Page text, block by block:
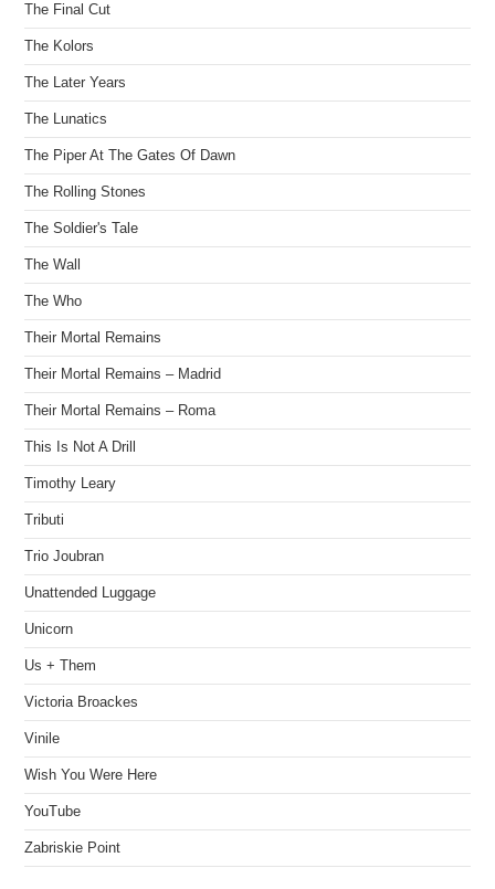
The Final Cut
The Kolors
The Later Years
The Lunatics
The Piper At The Gates Of Dawn
The Rolling Stones
The Soldier's Tale
The Wall
The Who
Their Mortal Remains
Their Mortal Remains – Madrid
Their Mortal Remains – Roma
This Is Not A Drill
Timothy Leary
Tributi
Trio Joubran
Unattended Luggage
Unicorn
Us + Them
Victoria Broackes
Vinile
Wish You Were Here
YouTube
Zabriskie Point